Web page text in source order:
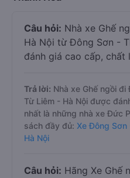
Câu hỏi: Nhà xe Ghế
Hà Nội từ Đông Sơn -
đánh giá cao cấp, chất
Trả lời: Nhà xe Ghế ngồi
Từ Liêm - Hà Nội được
nhất là những nhà xe Đức
sách đầy đủ: Xe Đông Sơn
Hà Nội
Câu hỏi: Hãng Xe Ghế